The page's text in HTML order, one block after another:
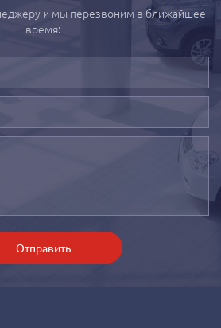
и мы перезвоним в ближайшее
время:
Отправить